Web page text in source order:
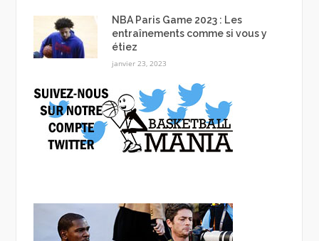
NBA Paris Game 2023 : Les
entraînements comme si vous y
étiez
janvier 23, 2023